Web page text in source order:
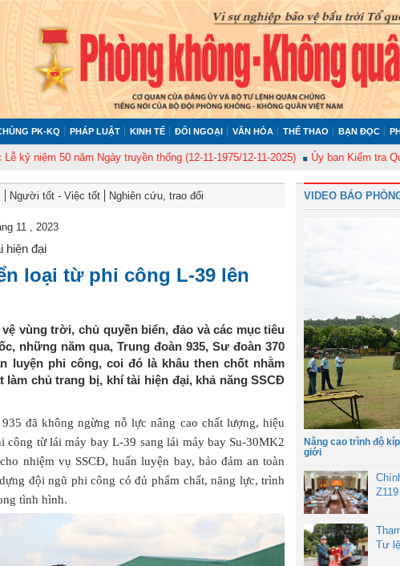
PK-KQ PHÁP LUẬT KINH TẾ ĐỐI NGOẠI VĂN HÓA THỂ THAO BẠN ĐỌC
50 năm Ngày truyền thống (12-11-1975/12-11-2025) Ủy ban Kiểm tra Quân ủy
Người tốt - Việc tốt Nghiên cứu, trao đổi
11 , 2023
hiện đại
loại từ phi công L-39 lên
vùng trời, chủ quyền biển, đảo và các mục tiêu
những năm qua, Trung đoàn 935, Sư đoàn 370
luyện phi công, coi đó là khâu then chốt nhằm
làm chủ trang bị, khí tài hiện đại, khả năng SSCĐ
đã không ngừng nỗ lực nâng cao chất lượng, hiệu
công từ lái máy bay L-39 sang lái máy bay Su-30MK2
nhiệm vụ SSCĐ, huấn luyện bay, bảo đảm an toàn
đội ngũ phi công có đủ phẩm chất, năng lực, trình
tình hình.
VIDEO BÁO
Nâng cao trình độ
giới
Z119
Tư